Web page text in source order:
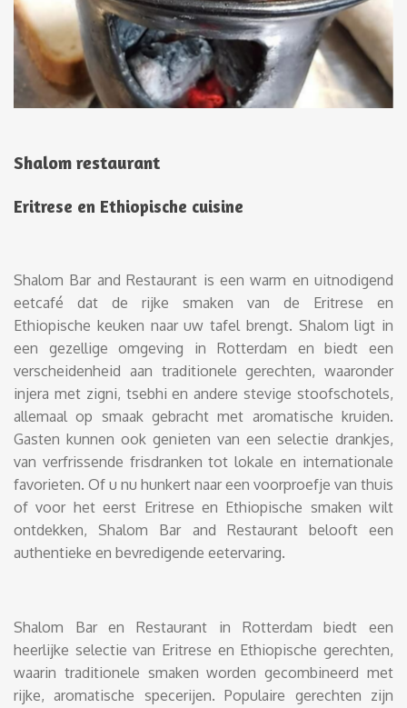
Shalom restaurant
Eritrese en Ethiopische cuisine
Shalom Bar and Restaurant is een warm en uitnodigend
eetcafé dat de rijke smaken van de Eritrese en
Ethiopische keuken naar uw tafel brengt. Shalom ligt in
een gezellige omgeving in Rotterdam en biedt een
verscheidenheid aan traditionele gerechten, waaronder
injera met zigni, tsebhi en andere stevige stoofschotels,
allemaal op smaak gebracht met aromatische kruiden.
Gasten kunnen ook genieten van een selectie drankjes,
van verfrissende frisdranken tot lokale en internationale
favorieten. Of u nu hunkert naar een voorproefje van thuis
of voor het eerst Eritrese en Ethiopische smaken wilt
ontdekken, Shalom Bar and Restaurant belooft een
authentieke en bevredigende eetervaring.
Shalom Bar en Restaurant in Rotterdam biedt een
heerlijke selectie van Eritrese en Ethiopische gerechten,
waarin traditionele smaken worden gecombineerd met
rijke, aromatische specerijen. Populaire gerechten zijn